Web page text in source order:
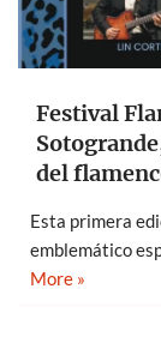
Festival
del
Esta primera
emblemático
More »